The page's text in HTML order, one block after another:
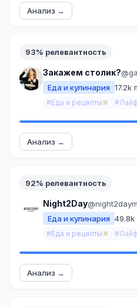
Анализ →
93% релевантность
Закажем столик?
Еда и кулинария 17.2k
#Еда и рецепты 30
Анализ →
92% релевантность
Night2Day
Еда и кулинария 49.8k
#Еда и рецепты 36
Анализ →